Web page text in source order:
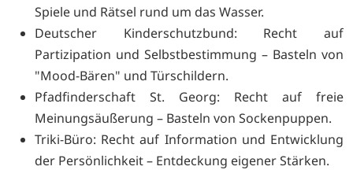
Spiele und Rätsel rund um das Wasser.
Deutscher Kinderschutzbund: Recht auf
Partizipation und Selbstbestimmung – Basteln von
"Mood-Bären" und Türschildern.
Pfadfinderschaft St. Georg: Recht auf freie
Meinungsäußerung – Basteln von Sockenpuppen.
Triki-Büro: Recht auf Information und Entwicklung
der Persönlichkeit – Entdeckung eigener Stärken.